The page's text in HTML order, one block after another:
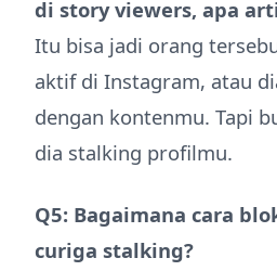
di story viewers, apa
Itu bisa jadi orang
aktif di Instagram, atau
dengan kontenmu. Tapi
dia stalking profilmu.
Q5: Bagaimana cara
curiga stalking?